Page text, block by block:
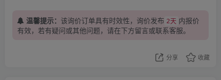
温馨提示： 该询价订单具有时效性，询价发布 2天 内报价
有效，若有疑问或其他问题，请在下方留言或联系客服。
分享 收藏